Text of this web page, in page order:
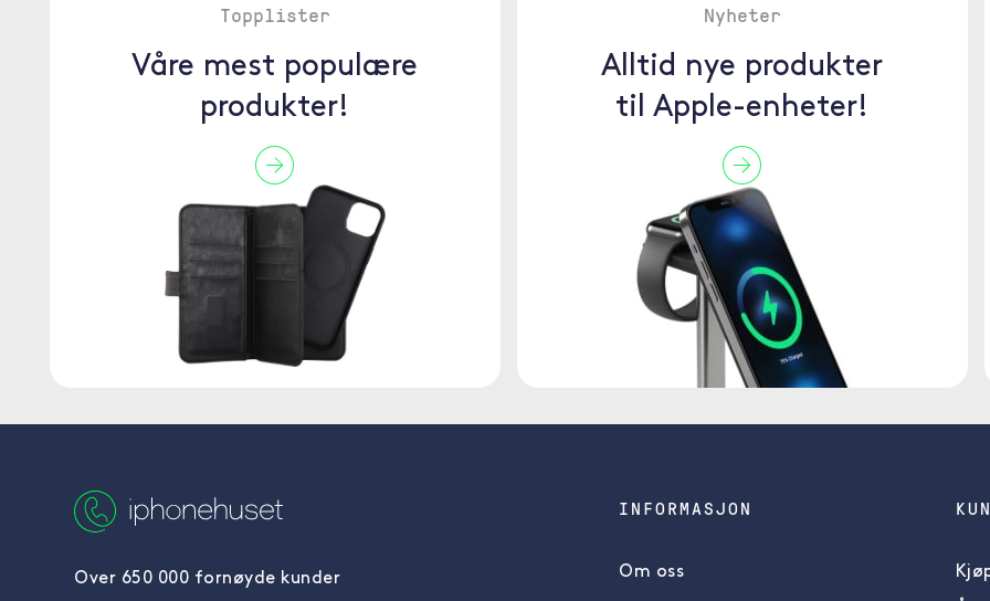
Topplister
Våre mest populære
produkter!
Nyheter
Alltid nye produkter
til Apple-enheter!
Over 650 000 fornøyde kunder
INFORMASJON
Om oss